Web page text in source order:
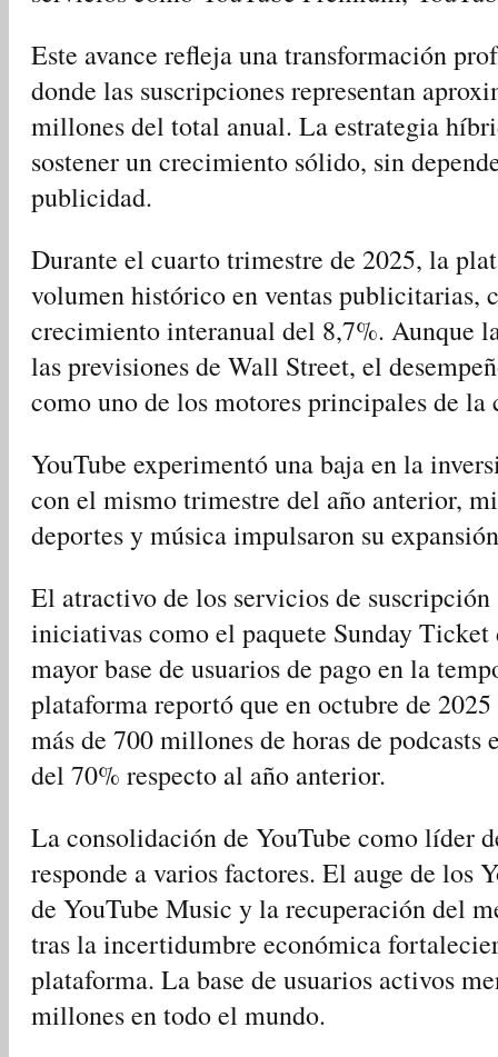
Este avance refleja una transformación
donde las suscripciones representan
millones del total anual. La estrategia
sostener un crecimiento sólido, sin
publicidad.
Durante el cuarto trimestre de 2025, la
volumen histórico en ventas publicitarias,
crecimiento interanual del 8,7%. Aunque
las previsiones de Wall Street, el
como uno de los motores principales de la
YouTube experimentó una baja en la
con el mismo trimestre del año anterior,
deportes y música impulsaron su
El atractivo de los servicios de
iniciativas como el paquete Sunday
mayor base de usuarios de pago en la
plataforma reportó que en octubre de
más de 700 millones de horas de
del 70% respecto al año anterior.
La consolidación de YouTube como líder
responde a varios factores. El auge de los
de YouTube Music y la recuperación del
tras la incertidumbre económica
plataforma. La base de usuarios activos
millones en todo el mundo.